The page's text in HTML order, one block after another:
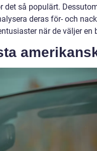
så populärt.
deras för- och
när de väljer en